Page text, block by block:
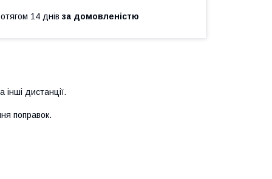
14 днів за домовленістю
дистанції.
поправок.